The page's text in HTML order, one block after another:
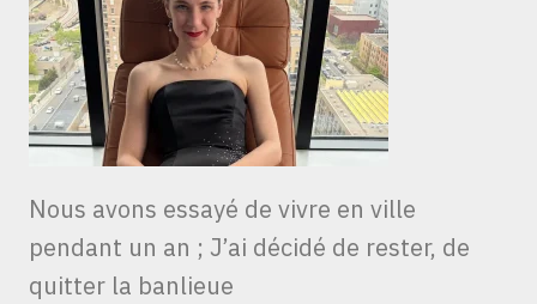
Nous avons essayé de vivre en ville
pendant un an ; J’ai décidé de rester, de
quitter la banlieue